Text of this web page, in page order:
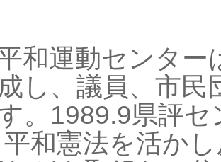
和運動センタ
し、議員、市
。1989.9県評
和憲法を活か